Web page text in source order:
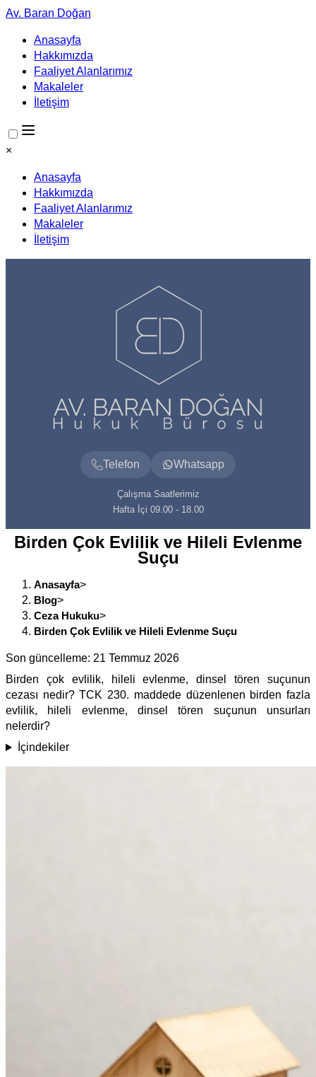
Av. Baran Doğan
Anasayfa
Hakkımızda
Faaliyet Alanlarımız
Makaleler
İletişim
×
Anasayfa
Hakkımızda
Faaliyet Alanlarımız
Makaleler
İletişim
Telefon Whatsapp
Çalışma Saatlerimiz
Hafta İçi 09.00 - 18.00
Birden Çok Evlilik ve Hileli Evlenme
Suçu
Anasayfa>
Blog>
Ceza Hukuku>
Birden Çok Evlilik ve Hileli Evlenme Suçu
Son güncelleme: 21 Temmuz 2026
Birden çok evlilik, hileli evlenme, dinsel tören suçunun
cezası nedir? TCK 230. maddede düzenlenen birden fazla
evlilik, hileli evlenme, dinsel tören suçunun unsurları
nelerdir?
İçindekiler